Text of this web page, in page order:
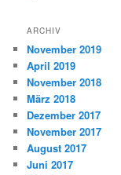
ARCHIV
November 2019
April 2019
November 2018
März 2018
Dezember 2017
November 2017
August 2017
Juni 2017